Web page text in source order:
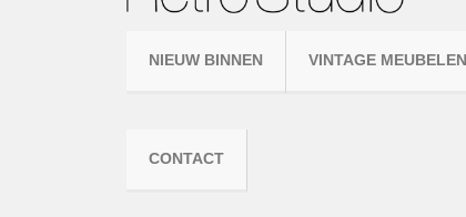
NIEUW BINNEN VINTAGE MEUBELEN
CONTACT